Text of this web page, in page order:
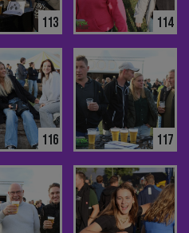
113 114
116 117